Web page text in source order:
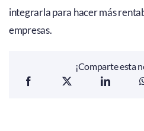
integrarla para hacer más
empresas.
¡Comparte esta